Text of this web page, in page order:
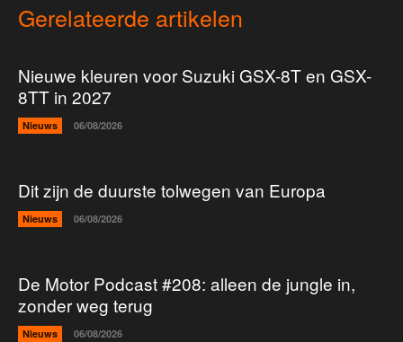
Gerelateerde artikelen
Nieuwe kleuren voor Suzuki GSX-8T en GSX-
8TT in 2027
Nieuws 06/08/2026
Dit zijn de duurste tolwegen van Europa
Nieuws 06/08/2026
De Motor Podcast #208: alleen de jungle in,
zonder weg terug
Nieuws 06/08/2026